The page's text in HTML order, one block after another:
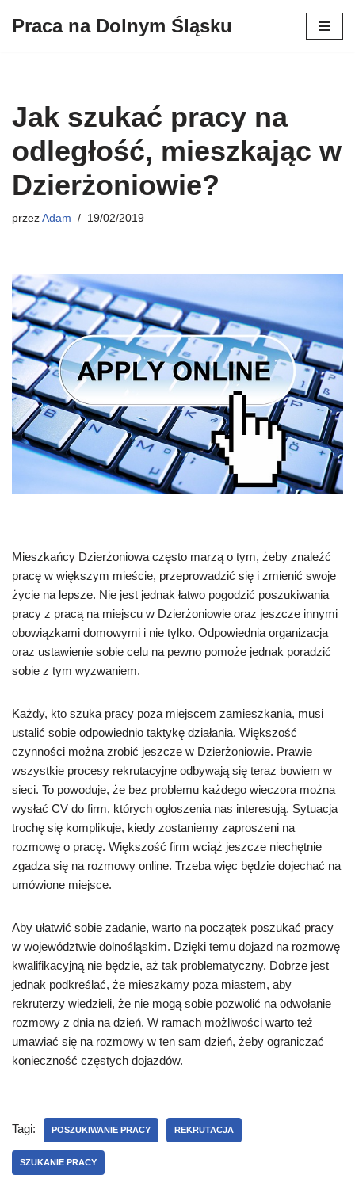
Praca na Dolnym Śląsku
Jak szukać pracy na
odległość, mieszkając w
Dzierżoniowie?
przez Adam 19/02/2019
Mieszkańcy Dzierżoniowa często marzą o tym, żeby znaleźć
pracę w większym mieście, przeprowadzić się i zmienić swoje
życie na lepsze. Nie jest jednak łatwo pogodzić poszukiwania
pracy z pracą na miejscu w Dzierżoniowie oraz jeszcze innymi
obowiązkami domowymi i nie tylko. Odpowiednia organizacja
oraz ustawienie sobie celu na pewno pomoże jednak poradzić
sobie z tym wyzwaniem.
Każdy, kto szuka pracy poza miejscem zamieszkania, musi
ustalić sobie odpowiednio taktykę działania. Większość
czynności można zrobić jeszcze w Dzierżoniowie. Prawie
wszystkie procesy rekrutacyjne odbywają się teraz bowiem w
sieci. To powoduje, że bez problemu każdego wieczora można
wysłać CV do firm, których ogłoszenia nas interesują. Sytuacja
trochę się komplikuje, kiedy zostaniemy zaproszeni na
rozmowę o pracę. Większość firm wciąż jeszcze niechętnie
zgadza się na rozmowy online. Trzeba więc będzie dojechać na
umówione miejsce.
Aby ułatwić sobie zadanie, warto na początek poszukać pracy
w województwie dolnośląskim. Dzięki temu dojazd na rozmowę
kwalifikacyjną nie będzie, aż tak problematyczny. Dobrze jest
jednak podkreślać, że mieszkamy poza miastem, aby
rekruterzy wiedzieli, że nie mogą sobie pozwolić na odwołanie
rozmowy z dnia na dzień. W ramach możliwości warto też
umawiać się na rozmowy w ten sam dzień, żeby ograniczać
konieczność częstych dojazdów.
Tagi: POSZUKIWANIE PRACY REKRUTACJA
SZUKANIE PRACY